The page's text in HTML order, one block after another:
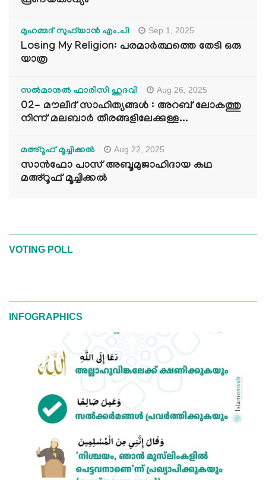
മുഹമ്മദ് സുഫ്‌യാൻ എം.പി Sep 1, 2025
Losing My Religion: പരമാർത്ഥത്തെ തേടി ഒരു
യാത്ര
സൽമാനുൽ ഫാരിസി ഹുദവി Aug 26, 2025
02- മൗലിദ് സാഹിത്യങ്ങൾ : അറബ് ലോകത്തു
നിന്ന് മലബാർ തീരങ്ങളിലേക്കുള്ള...
മഅ്റൂഫ് മൂച്ചിക്കല്‍ Aug 22, 2025
സാൻഫോ പാസ് അബൂമുജാഹിദായ കഥ
മഅ്റൂഫ് മൂച്ചിക്കല്‍
VOTING POLL
INFOGRAPHICS